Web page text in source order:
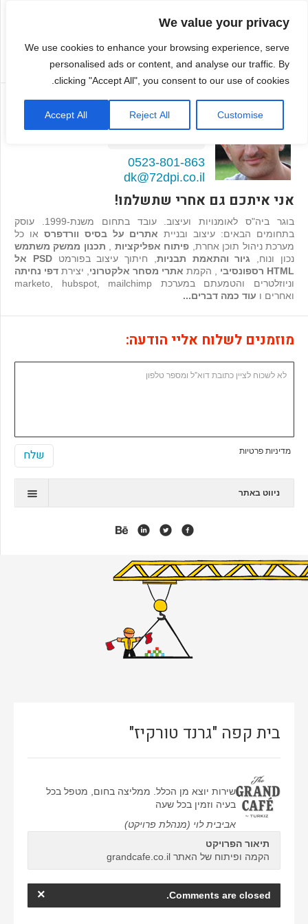
We value your privacy
We use cookies to enhance your browsing experience, serve
personalised ads or content, and analyse our traffic. By
clicking "Accept All", you consent to our use of cookies.
Customise
Reject All
Accept All דמיטרי קגן
בונה אתרים ואפליקציות
0523-801-863
dk@72dpi.co.il
אני איתכם גם אחרי שתשלמו!
בוגר ביה"ס לאומנויות ועיצוב. עובד בתחום משנת-1999. עוסק
בתחומים הבאים: עיצוב ובניית אתרים על בסיס וורדפרס או כל
מערכת ניהול תוכן אחרת, פיתוח אפליקציות
תכנון ממשק משתמש
נכון ונוח, גיור והתאמת תבניות , חיתוך עיצוב בפורמט
PSD אל
HTML רספונסיבי
, הקמת אתרי מסחר אלקטרוני , יצירת דפי נחיתה
וניוזלטרים והטמעתם במערכת marketo, hubspot, mailchimp
ואחרים ו עוד כמה דברים...
מוזמנים לשלוח אליי הודעה:
מדיניות פרטיות
ניווט באתר
אנימציה
דפי נחיתה
ווידאו
חיתוך PSD ל-HTML
חנות ווירטואלית
ממשק משתמש
עיצוב אתרים
בית קפה "גרנד טורקיז"
שירות יוצא מן הכלל. ממליצה בחום, מטפל בכל
בעיה וזמין בכל שעה
אביבית לוי (מנהלת פרויקט)
תיאור הפרויקט
הקמה ופיתוח של האתר grandcafe.co.il
× Comments are closed.